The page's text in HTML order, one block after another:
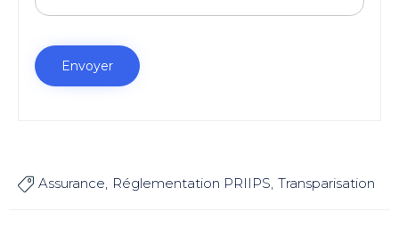
 Assurance Réglementation PRIIPS Transparisation